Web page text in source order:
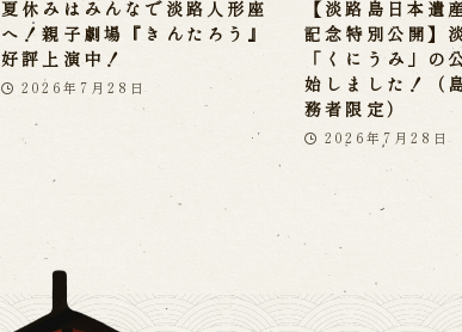
夏休みはみんなで淡路人形座
へ！親子劇場『きんたろう』
好評上演中！
2026年7月28日
【淡路島日本遺
記念特別公開】
「くにうみ」の
始しました！（
務者限定）
2026年7月28日